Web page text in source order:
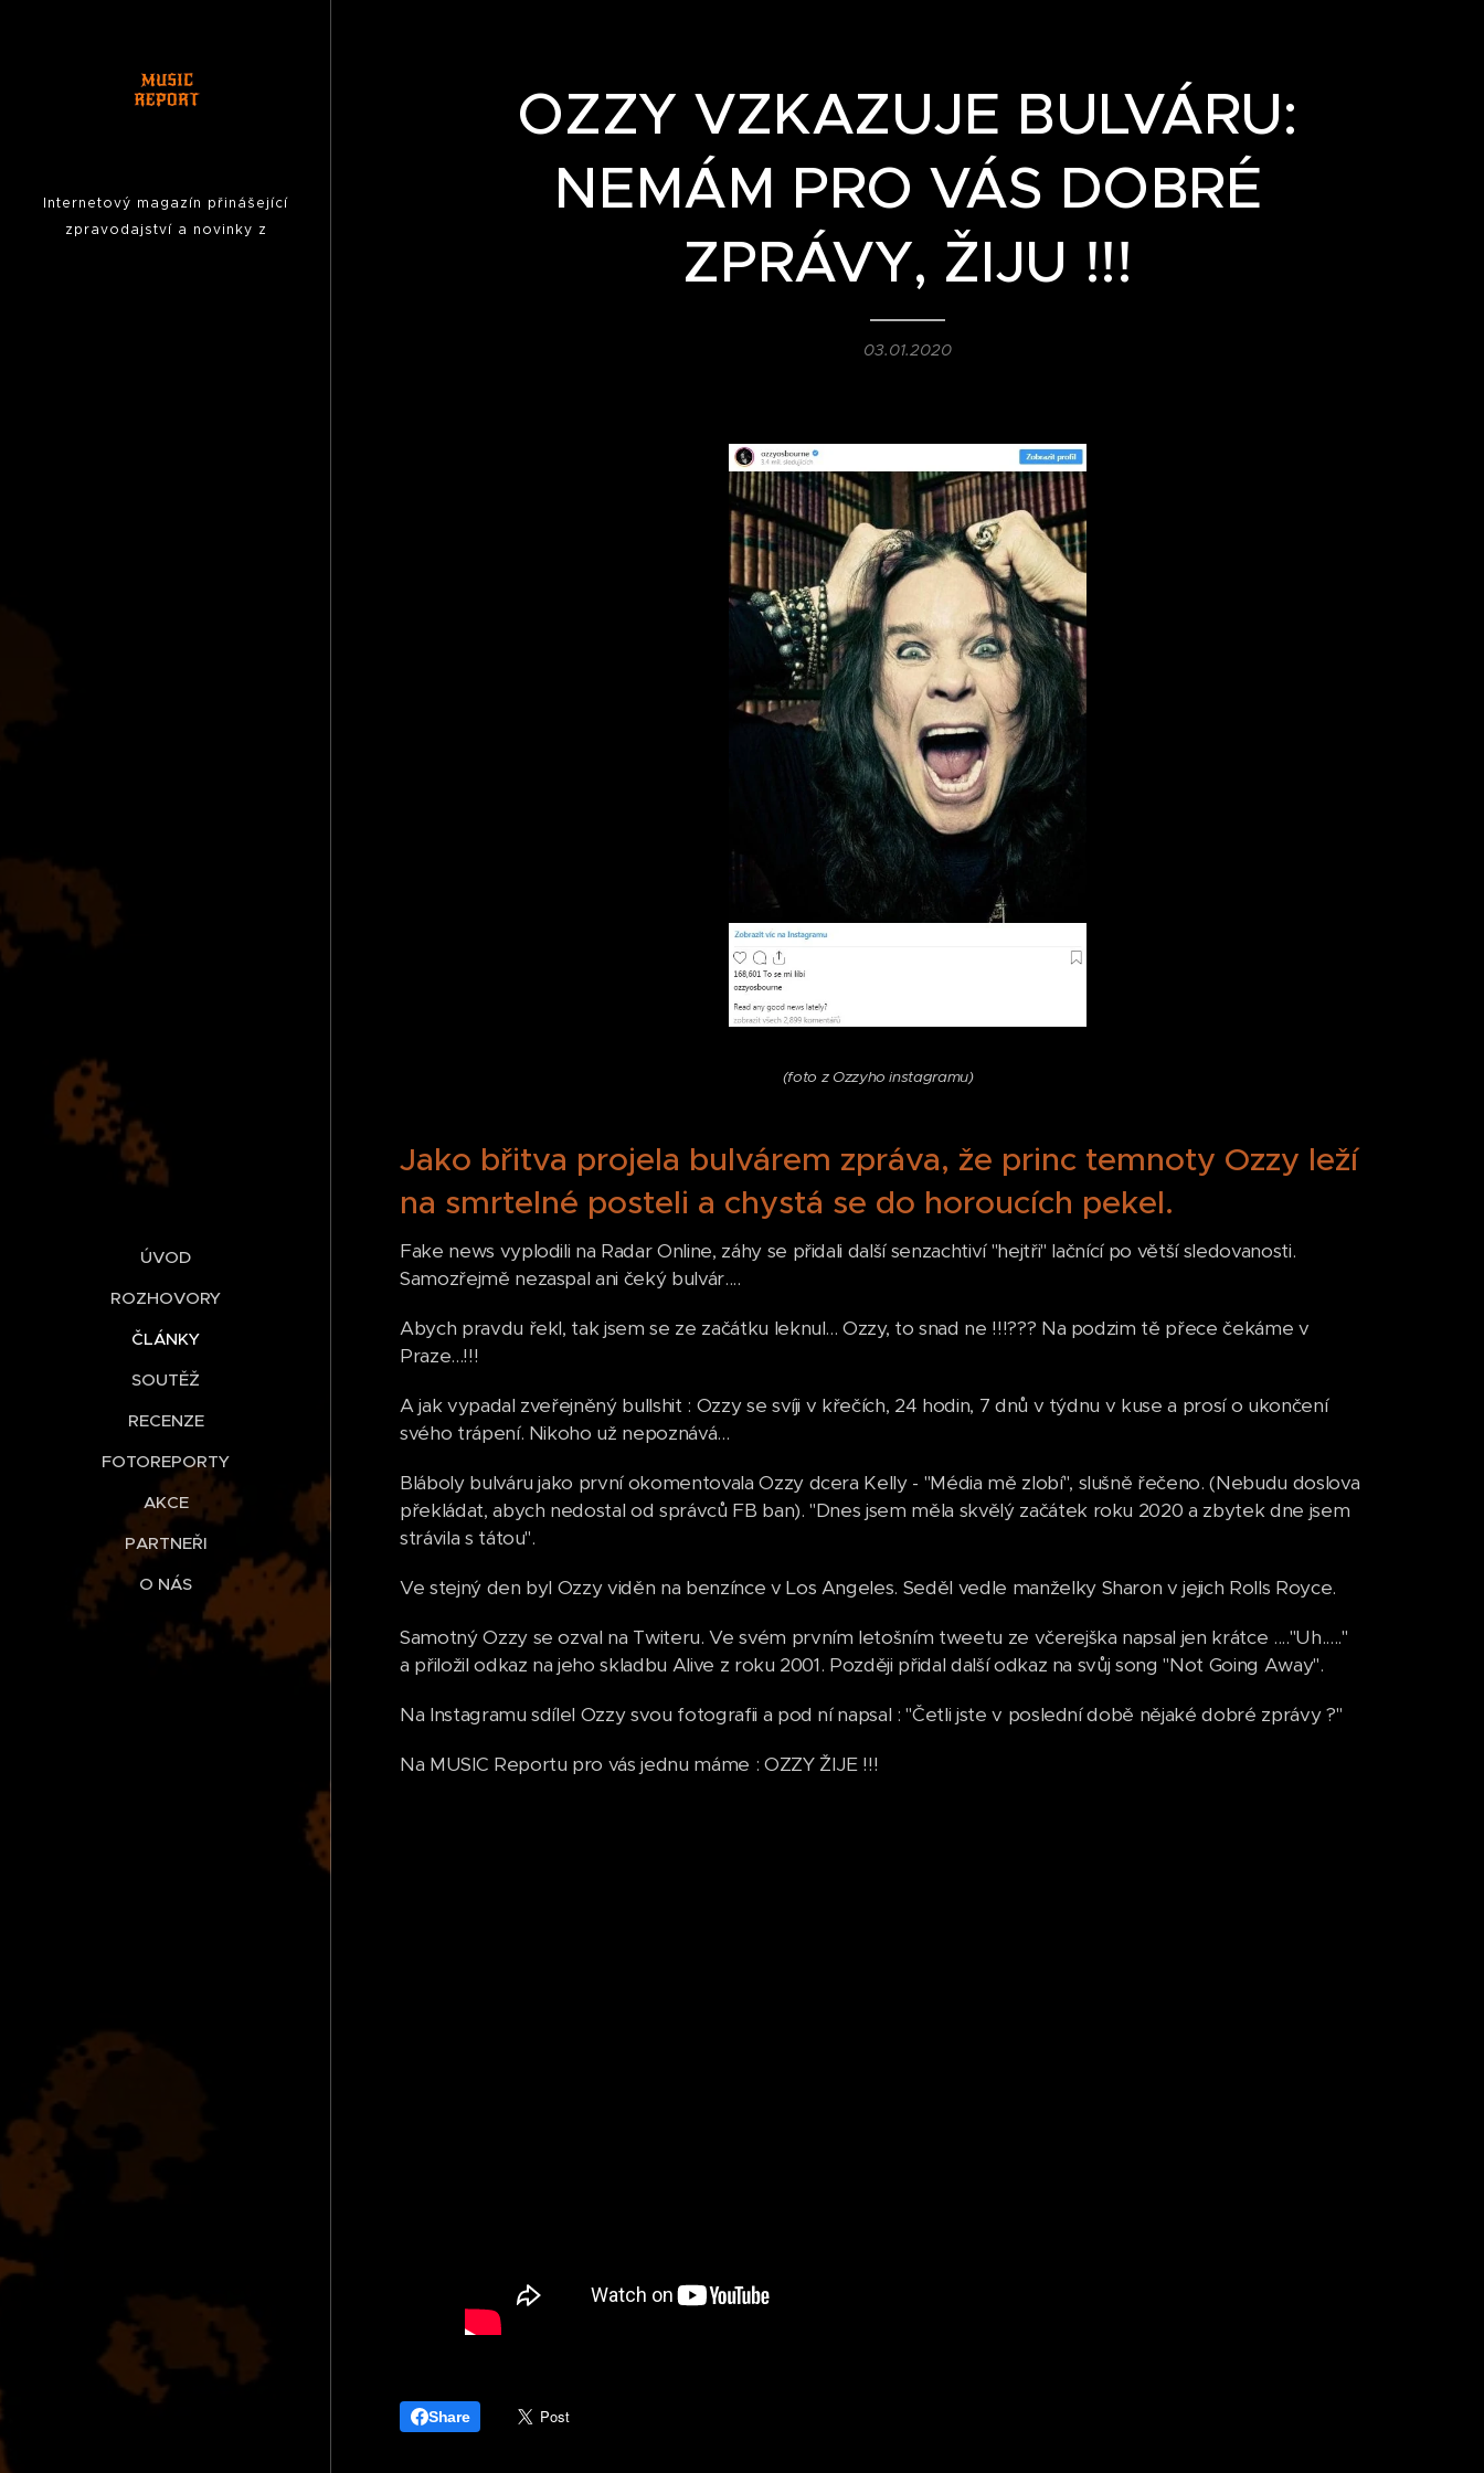
Internetový magazín přinášející
zpravodajství a novinky z
ÚVOD
ROZHOVORY
ČLÁNKY
SOUTĚŽ
RECENZE
FOTOREPORTY
AKCE
PARTNEŘI
O NÁS
OZZY VZKAZUJE BULVÁRU:
NEMÁM PRO VÁS DOBRÉ
ZPRÁVY, ŽIJU !!!
03.01.2020
(foto z Ozzyho instagramu)
Jako břitva projela bulvárem zpráva, že princ temnoty Ozzy leží
na smrtelné posteli a chystá se do horoucích pekel.
Fake news vyplodili na Radar Online, záhy se přidali další senzachtiví "hejtři" lačnící po větší sledovanosti.
Samozřejmě nezaspal ani čeký bulvár....
Abych pravdu řekl, tak jsem se ze začátku leknul... Ozzy, to snad ne !!!??? Na podzim tě přece čekáme v
Praze...!!!
A jak vypadal zveřejněný bullshit : Ozzy se svíji v křečích, 24 hodin, 7 dnů v týdnu v kuse a prosí o ukončení
svého trápení. Nikoho už nepoznává...
Bláboly bulváru jako první okomentovala Ozzy dcera Kelly - "Média mě zlobí", slušně řečeno. (Nebudu doslova
překládat, abych nedostal od správců FB ban). "Dnes jsem měla skvělý začátek roku 2020 a zbytek dne jsem
strávila s tátou".
Ve stejný den byl Ozzy viděn na benzínce v Los Angeles. Seděl vedle manželky Sharon v jejich Rolls Royce.
Samotný Ozzy se ozval na Twiteru. Ve svém prvním letošním tweetu ze včerejška napsal jen krátce ...."Uh....."
a přiložil odkaz na jeho skladbu Alive z roku 2001. Později přidal další odkaz na svůj song "Not Going Away".
Na Instagramu sdílel Ozzy svou fotografii a pod ní napsal : "Četli jste v poslední době nějaké dobré zprávy ?"
Na MUSIC Reportu pro vás jednu máme : OZZY ŽIJE !!!
Share